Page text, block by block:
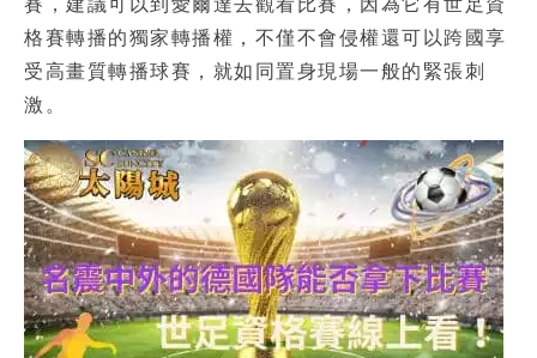
賽，建議可以到愛爾達去觀看比賽，因為它有世足資
格賽轉播的獨家轉播權，不僅不會侵權還可以跨國享
受高畫質轉播球賽，就如同置身現場一般的緊張刺
激。